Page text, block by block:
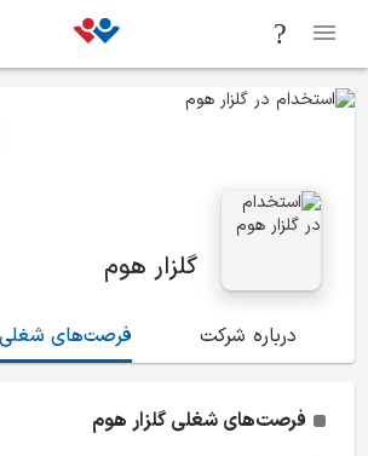
گلزار هوم
درباره شرکت فرصت‌های شغلی
فرصت‌های شغلی گلزار هوم